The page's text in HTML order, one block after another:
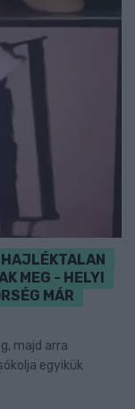
MEG - HELYI
MÁR
majd arra
egyikük